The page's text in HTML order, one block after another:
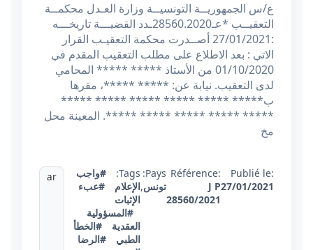
ع/س الجمهوريــة التونسيــة وزارة العـدل محكمــة
التعقيــب *عـ28560.2020ـدد القضيـــة تاريخـــه
:27/01/2021 أصــدرت محكمة التعقيـب القرار
الاتي : بعد الاطلاع على مطلب التعقيب المقدم في
01/10/2020 من الأستاذ ***** ***** المحامي
لدى التعقيب. نيابة عن: ***** *****، مقرها
ب***** ***** ***** ***** ***** *****
***** ***** ***** ***** *****. المعينة محل
مخ
Publié le:
27/01/2021
Référence:
J P
28560/2021
Pays:
تونس,
Tags:
#واجب
الإعلام
#عبء
الإثبات
#المسؤولية
العقدية
#الخطأ
الطبي
#الرضا
ar